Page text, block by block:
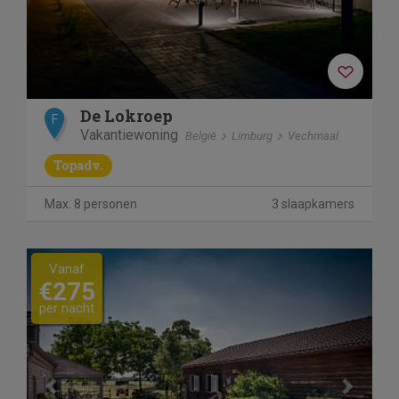
F De Lokroep
Vakantiewoning België Limburg Vechmaal
Topadv.
Max. 8 personen 3 slaapkamers
Previous
Vanaf
€275
per nacht